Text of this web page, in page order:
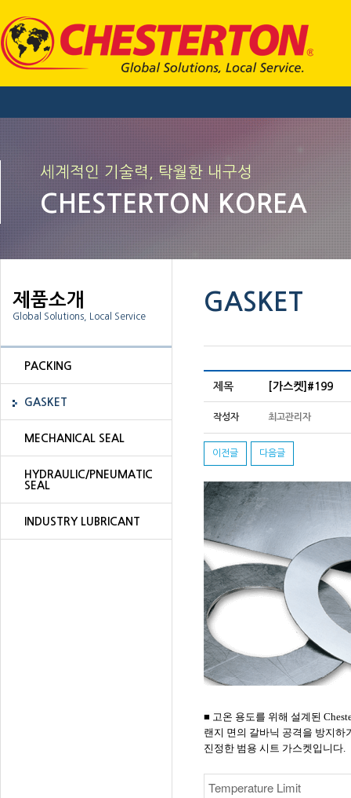
세계적인 기술력, 탁월한 내구성
CHESTERTON KOREA
제품소개
Global Solutions, Local Service
PACKING
GASKET
MECHANICAL SEAL
HYDRAULIC/PNEUMATIC
SEAL
INDUSTRY LUBRICANT
GASKET
제목 [가스켓]#199
작성자 최고관리자
이전글 다음글
■ 고온 용도를 위해 설계된
랜지 면의 갈바닉 공격을 방지하
진정한 범용 시트 가스켓입니다.
Temperature Limit